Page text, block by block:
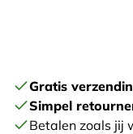
Gratis
Simpel
Betalen zoals jij